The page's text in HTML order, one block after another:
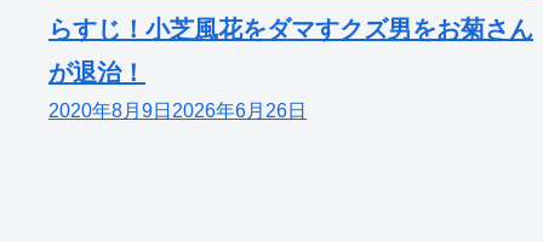
らすじ！小芝風花をダマすクズ男をお菊さん
が退治！
2020年8月9日 2026年6月26日